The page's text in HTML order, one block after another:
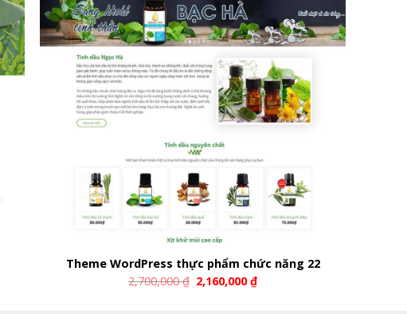
Theme WordPress thực phẩm chức năng 22
2,700,000₫ 2,160,000₫